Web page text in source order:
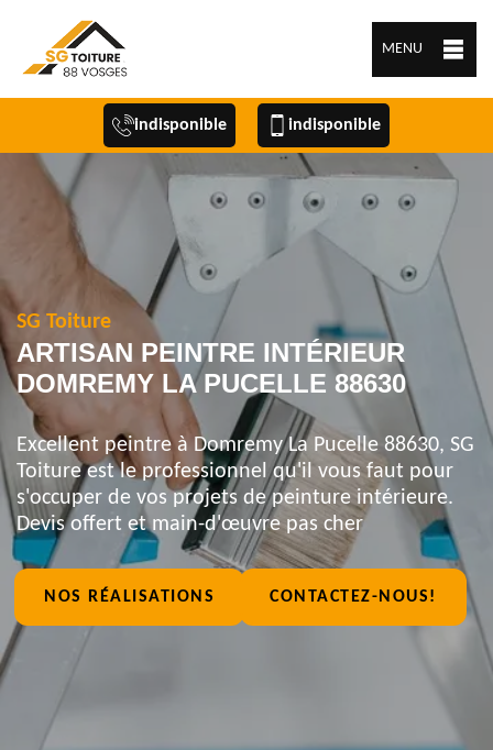
MENU
indisponible indisponible
SG Toiture
ARTISAN PEINTRE INTÉRIEUR
DOMREMY LA PUCELLE 88630
Excellent peintre à Domremy La Pucelle 88630, SG
Toiture est le professionnel qu'il vous faut pour
s'occuper de vos projets de peinture intérieure.
Devis offert et main-d'œuvre pas cher
NOS RÉALISATIONS CONTACTEZ-NOUS!